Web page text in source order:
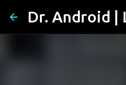
Dr. Android |